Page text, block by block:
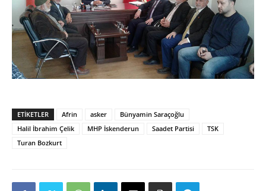
ETIKETLER Afrin asker
Bünyamin Saraçoğlu
Halil İbrahim Çelik
MHP İskenderun Saadet Partisi
TSK
Turan Bozkurt